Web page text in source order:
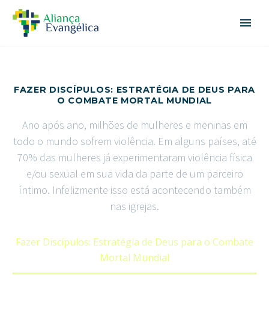
FAZER DISCÍPULOS: ESTRATÉGIA DE DEUS PARA
O COMBATE MORTAL MUNDIAL
Ano após ano, milhões de mulheres e meninas em
todo o mundo sofrem violência. Em alguns países, até
70% das mulheres já experimentaram violência física
e/ou sexual em sua vida da parte de um parceiro
íntimo. Infelizmente isso está acontecendo também
nas igrejas.
Fazer Discípulos: Estratégia de Deus para o Combate
Mortal Mundial